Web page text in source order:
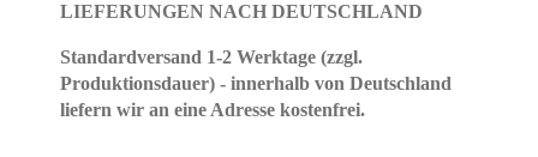
LIEFERUNGEN NACH DEUTSCHLAND
Standardversand 1-2 Werktage (zzgl.
Produktionsdauer) - innerhalb von Deutschland
liefern wir an eine Adresse kostenfrei.